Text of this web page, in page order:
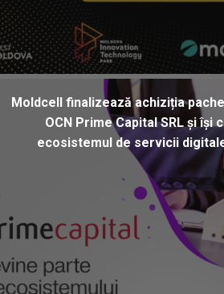
Moldcell finalizează achiziția
OCN Prime Capital SRL și își
ecosistemul de servicii